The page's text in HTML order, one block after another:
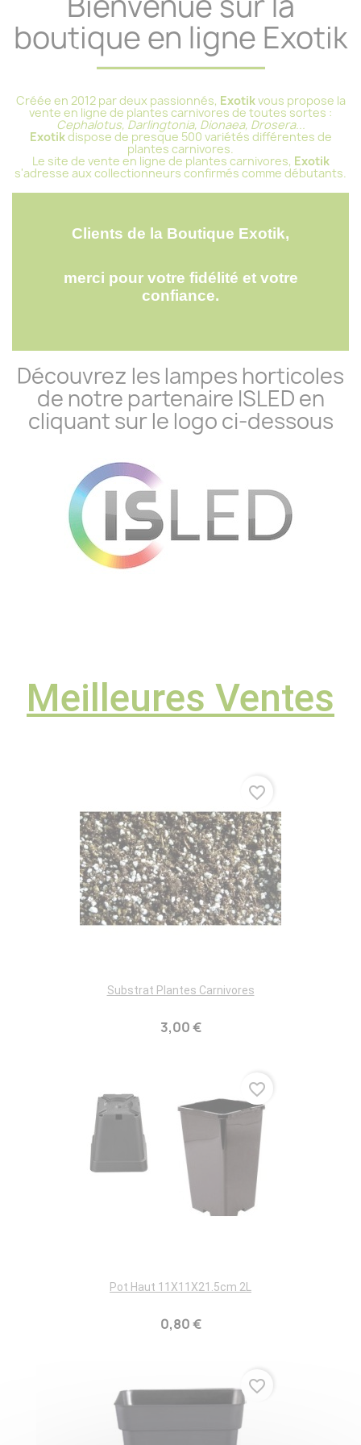
boutique en ligne Exotik
Créée en 2012 par deux passionnés, Exotikvous propose la
vente en ligne de plantes carnivores de toutes sortes :
Cephalotus, Darlingtonia, Dionaea, Drosera...
Exotikdispose de presque 500 variétés différentes de
plantes carnivores.
Le site de vente en ligne de plantes carnivores, Exotik
s'adresse aux collectionneurs confirmés comme débutants.
Clients de la Boutique Exotik,
merci pour votre fidélité et votre
confiance.
Découvrez les lampes horticoles
de notre partenaire ISLED en
cliquant sur le logo ci-dessous
Meilleures Ventes
Substrat Plantes Carnivores
3,00 €
favorite_border
Pot Haut 11X11X21.5cm 2L
0,80 €
favorite_border
favorite_border